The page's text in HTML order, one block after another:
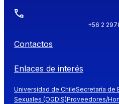
+56 2
Contactos
Enlaces de interés
Universidad de ChileSecretaría de
Sexuales (OGDIS)Proveedores/